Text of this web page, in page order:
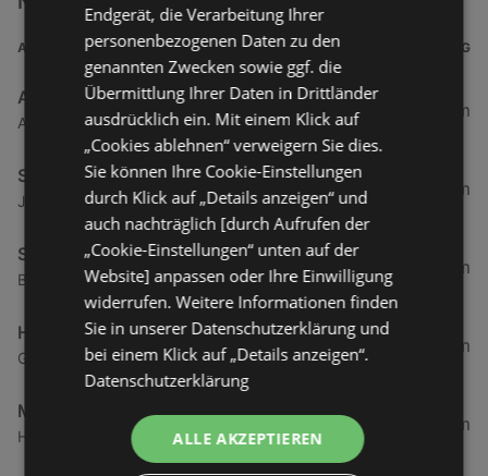
ADRESSE ENTFERNUNG
ADEG Österreich Handelsakt.Ges
Atu53220009 Rheinstraße 1, 6974 Gaissau
0,5 km
SPAR Supermarkt
Jägerweg 2, 6973 Höchst
1,94 km
SPAR Supermarkt
Bundesstraße 80, 6972 Fussach
3,84 km
HOFER
Gartenstraße 6, 6973 Höchst
3,86 km
Mähr Handels GmbH
Haderstraße 84, 6972 Fussach
4,67 km
Endgerät, die Verarbeitung Ihrer
personenbezogenen Daten zu den
genannten Zwecken sowie ggf. die
Übermittlung Ihrer Daten in Drittländer
ausdrücklich ein. Mit einem Klick auf
„Cookies ablehnen“ verweigern Sie dies.
Sie können Ihre Cookie-Einstellungen
durch Klick auf „Details anzeigen“ und
auch nachträglich [durch Aufrufen der
„Cookie-Einstellungen“ unten auf der
Website] anpassen oder Ihre Einwilligung
widerrufen. Weitere Informationen finden
Sie in unserer Datenschutzerklärung und
bei einem Klick auf „Details anzeigen“.
Datenschutzerklärung
ALLE AKZEPTIEREN